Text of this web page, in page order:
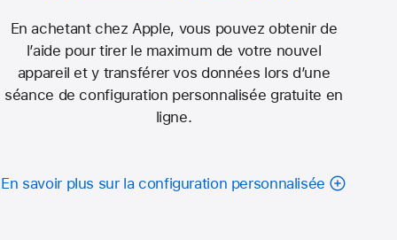
En achetant chez Apple, vous pouvez obtenir de
l’aide pour tirer le maximum de votre nouvel
appareil et y transférer vos données lors d’une
séance de configuration personnalisée gratuite en
ligne.
En savoir plus sur la configuration personnalisée